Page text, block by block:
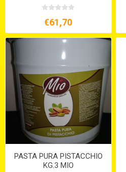
€61,70
PASTA PURA PISTACCHIO
KG.3 MIO